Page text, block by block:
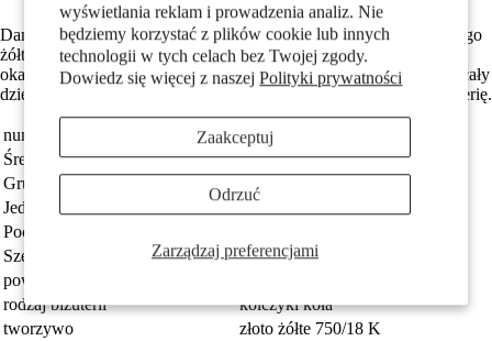
wyświetlania reklam i prowadzenia analiz. Nie
będziemy korzystać z plików cookie lub innych
technologii w tych celach bez Twojej zgody.
Dowiedz się więcej z naszejPolityki prywatności
Zarządzaj preferencjami
Zaakceptuj
Odrzuć
Damskie kolczyki-koła wykonane z wysokiej jakości, 18-karatowego
żółtego złota (750). Klasyczny, elegancki design idealny na każdą
okazję. Lekka i wygodna forma zapewnia komfort noszenia przez cały
dzień. Doskonały wybór dla kobiet ceniących ponadczasową biżuterię.
numer zamówienia
182699
Średnica obręczy
11 mm
Grupa docelowa
damski
Jednostka
Para
Pochodzenie
Szerokość
1.3 mm
powierzchnia
rodzaj biżuterii
kolczyki koła
tworzywo
złoto żółte 750/18 K